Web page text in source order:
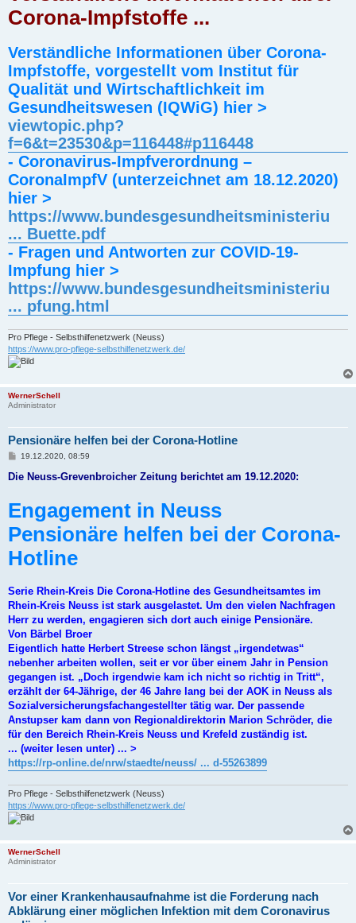
a
g
Corona-Impfstoffe ...
Verständliche Informationen über Corona-
Impfstoffe, vorgestellt vom Institut für
Qualität und Wirtschaftlichkeit im
Gesundheitswesen (IQWiG) hier >
viewtopic.php?
f=6&t=23530&p=116448#p116448
- Coronavirus-Impfverordnung –
CoronaImpfV (unterzeichnet am 18.12.2020)
hier >
https://www.bundesgesundheitsministeriu
... Buette.pdf
- Fragen und Antworten zur COVID-19-
Impfung hier >
https://www.bundesgesundheitsministeriu
... pfung.html
Pro Pflege - Selbsthilfenetzwerk (Neuss)
https://www.pro-pflege-selbsthilfenetzwerk.de/
WernerSchell
Administrator
Pensionäre helfen bei der Corona-Hotline
B
i
a
g
19.12.2020, 08:59
Die Neuss-Grevenbroicher Zeitung berichtet am 19.12.2020:
Engagement in Neuss
Pensionäre helfen bei der Corona-
Hotline
Serie Rhein-Kreis Die Corona-Hotline des Gesundheitsamtes im
Rhein-Kreis Neuss ist stark ausgelastet. Um den vielen Nachfragen
Herr zu werden, engagieren sich dort auch einige Pensionäre.
Von Bärbel Broer
Eigentlich hatte Herbert Streese schon längst „irgendetwas“
nebenher arbeiten wollen, seit er vor über einem Jahr in Pension
gegangen ist. „Doch irgendwie kam ich nicht so richtig in Tritt“,
erzählt der 64-Jährige, der 46 Jahre lang bei der AOK in Neuss als
Sozialversicherungsfachangestellter tätig war. Der passende
Anstupser kam dann von Regionaldirektorin Marion Schröder, die
für den Bereich Rhein-Kreis Neuss und Krefeld zuständig ist.
... (weiter lesen unter) ... >
https://rp-online.de/nrw/staedte/neuss/ ... d-55263899
Pro Pflege - Selbsthilfenetzwerk (Neuss)
https://www.pro-pflege-selbsthilfenetzwerk.de/
WernerSchell
Administrator
Vor einer Krankenhausaufnahme ist die Forderung nach
Abklärung einer möglichen Infektion mit dem Coronavirus